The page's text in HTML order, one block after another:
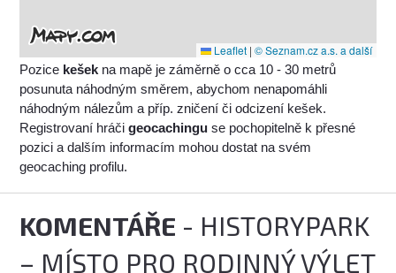
Leaflet | © Seznam.cz a.s. a další
Pozice kešek na mapě je záměrně o cca 10 - 30 metrů
posunuta náhodným směrem, abychom nenapomáhli
náhodným nálezům a příp. zničení či odcizení kešek.
Registrovaní hráčigeocachingu se pochopitelně k přesné
pozici a dalším informacím mohou dostat na svém
geocaching profilu.
KOMENTÁŘE - HISTORYPARK
– MÍSTO PRO RODINNÝ VÝLET